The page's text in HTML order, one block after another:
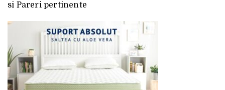
si Pareri pertinente